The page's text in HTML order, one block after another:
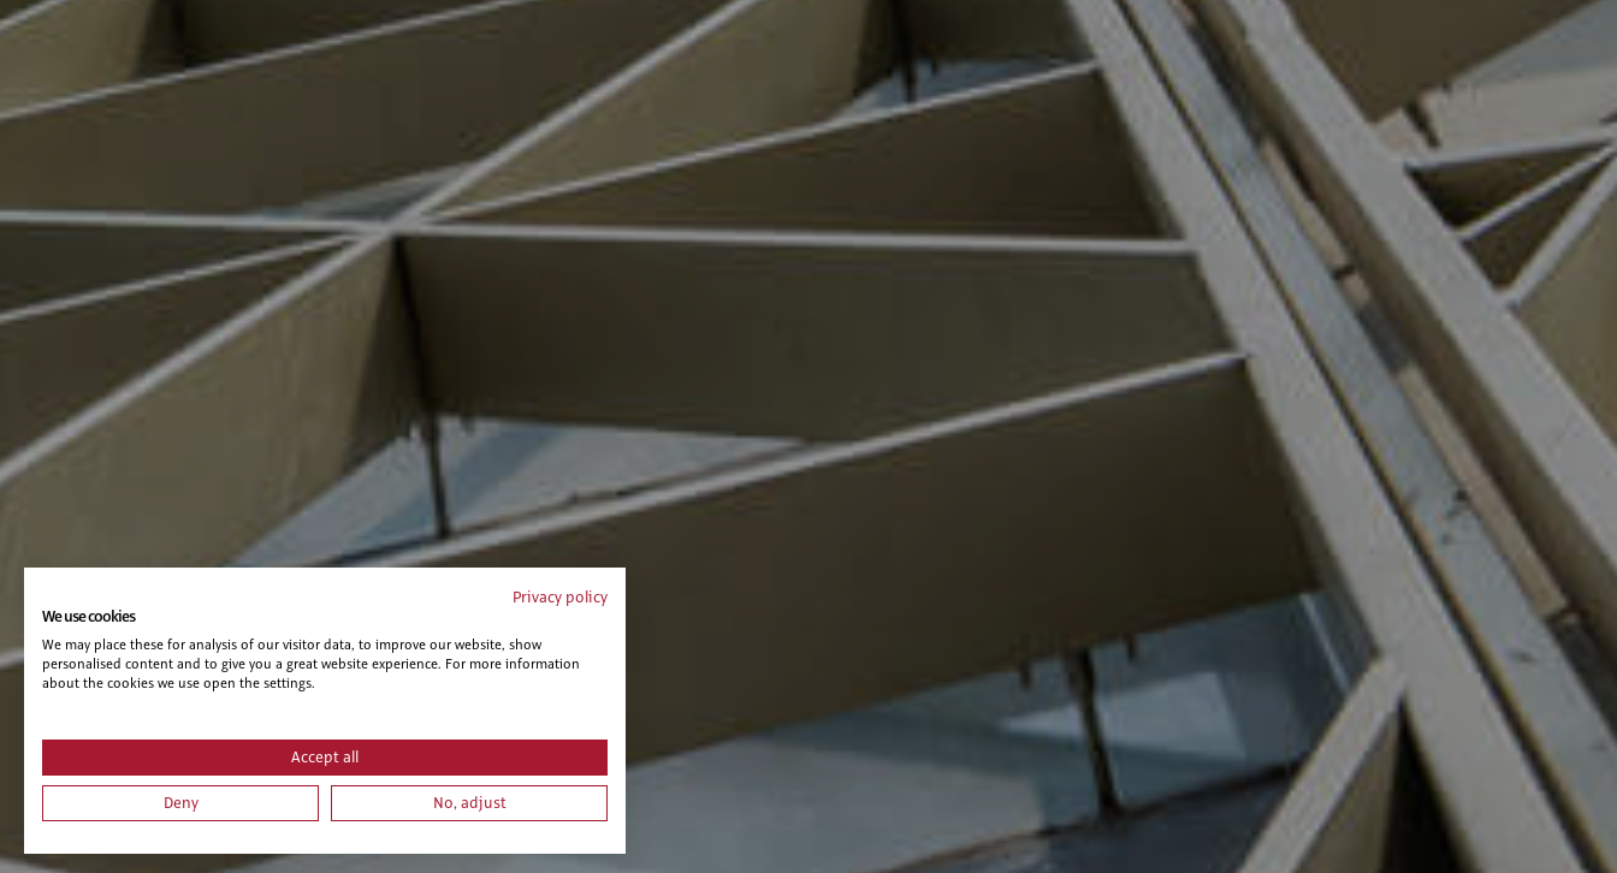
Privacy policy
We use cookies
We may place these for analysis of our visitor data, to improve our website, show
personalised content and to give you a great website experience. For more information
about the cookies we use open the settings.
Accept all
Deny No, adjust